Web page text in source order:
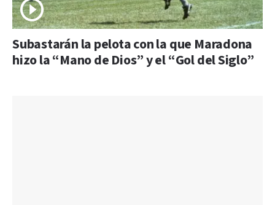
Subastarán la pelota con la que Maradona
hizo la “Mano de Dios” y el “Gol del Siglo”